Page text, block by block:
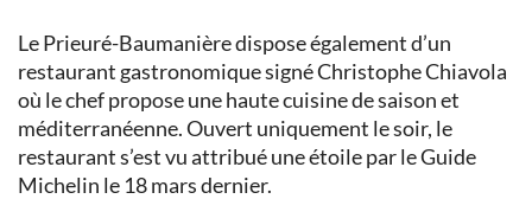
Le Prieuré-Baumanière dispose également d’un
restaurant gastronomique signé Christophe Chiavola
où le chef propose une haute cuisine de saison et
méditerranéenne. Ouvert uniquement le soir, le
restaurant s’est vu attribué une étoile par le Guide
Michelin le 18 mars dernier.